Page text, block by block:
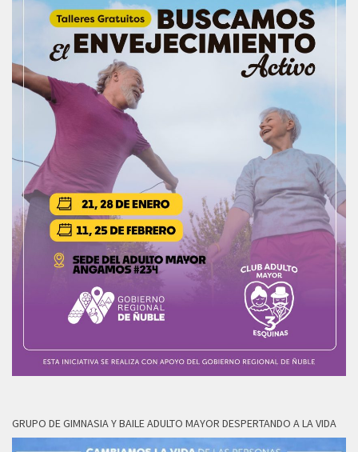
GRUPO DE GIMNASIA Y BAILE ADULTO MAYOR DESPERTANDO A LA VIDA